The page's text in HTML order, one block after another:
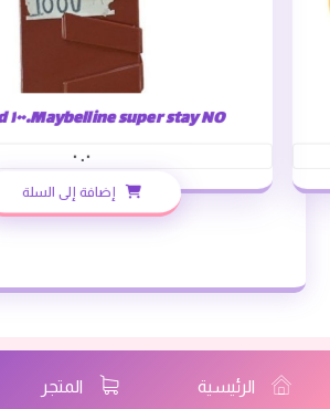
Maybelline super stay NO.١٠٠ charmed
٠.٠
إضافة إلى السلة
الرئيسية المتجر